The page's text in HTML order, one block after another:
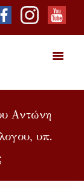
Αντώνη
υπ.